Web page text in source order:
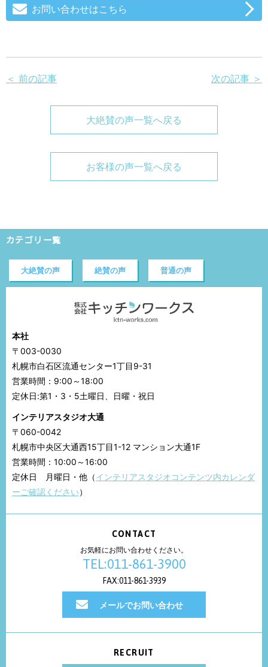
お問い合わせはこちら
＜ 前の記事 次の記事 ＞
大絶賛の声一覧へ戻る
お客様の声一覧へ戻る
カテゴリ一覧
大絶賛の声 絶賛の声 普通の声
本社
〒003-0030
札幌市白石区流通センター1丁目9-31
営業時間：9:00～18:00
定休日:第1・3・5土曜日、日曜・祝日
インテリアスタジオ大通
〒060-0042
札幌市中央区大通西15丁目1-12 マンション大通1F
営業時間：10:00～16:00
定休日 月曜日・他（インテリアスタジオコンテンツ内カレンダ
ーご確認ください）
CONTACT
お気軽にお問い合わせください。
TEL:011-861-3900
FAX:011-861-3939
メールでお問い合わせ
RECRUIT